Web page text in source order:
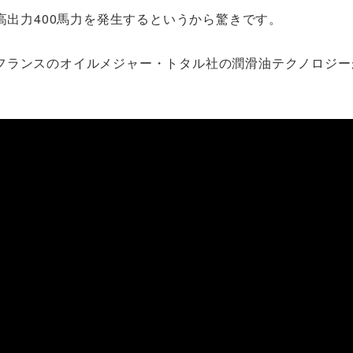
力400馬力を発生するというから驚きです。
ンスのオイルメジャー・トタル社の潤滑油テクノロジ